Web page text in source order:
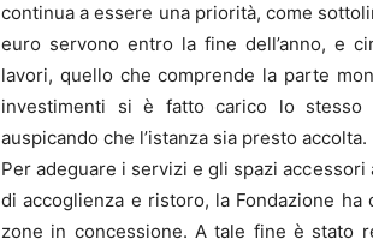
continua a essere una priorità, come
euro servono entro la fine dell’anno, e
lavori, quello che comprende la parte
investimenti si è fatto carico lo stesso
auspicando che l’istanza sia presto accolta.
Per adeguare i servizi e gli spazi
di accoglienza e ristoro, la Fondazione
zone in concessione. A tale fine è stato